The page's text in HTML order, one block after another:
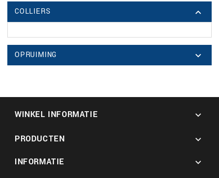
COLLIERS 
OPRUIMING 
WINKEL INFORMATIE 
PRODUCTEN

INFORMATIE
